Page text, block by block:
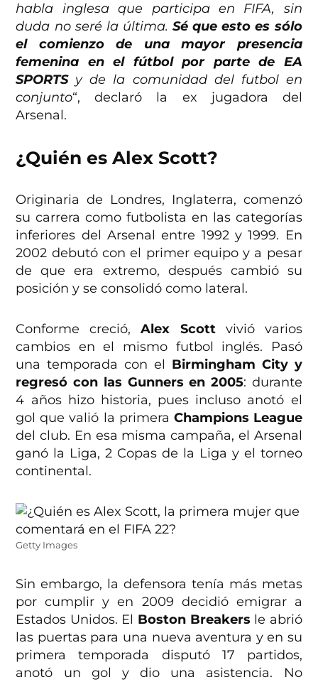
habla inglesa que participa en FIFA, sin
duda no seré la última. Sé que esto es sólo
el comienzo de una mayor presencia
femenina en el fútbol por parte de EA
SPORTSy de la comunidad del futbol en
conjunto“, declaró la ex jugadora del
Arsenal.
¿Quién es Alex Scott?
Originaria de Londres, Inglaterra, comenzó
su carrera como futbolista en las categorías
inferiores del Arsenal entre 1992 y 1999. En
2002 debutó con el primer equipo y a pesar
de que era extremo, después cambió su
posición y se consolidó como lateral.
Conforme creció,Alex Scottvivió varios
cambios en el mismo futbol inglés. Pasó
una temporada con el Birmingham City y
regresó con las Gunners en 2005: durante
4 años hizo historia, pues incluso anotó el
gol que valió la primera Champions League
del club. En esa misma campaña, el Arsenal
ganó la Liga, 2 Copas de la Liga y el torneo
continental.
Getty Images
Sin embargo, la defensora tenía más metas
por cumplir y en 2009 decidió emigrar a
Estados Unidos. El Boston Breakers le abrió
las puertas para una nueva aventura y en su
primera temporada disputó 17 partidos,
anotó un gol y dio una asistencia. No